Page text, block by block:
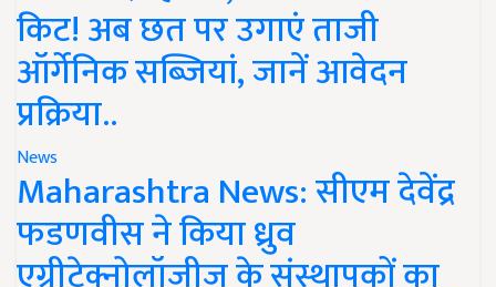
किट! अब छत पर उगाएं ताजी
ऑर्गेनिक सब्जियां, जानें आवेदन
प्रक्रिया..
News
Maharashtra News: सीएम देवेंद्र
फडणवीस ने किया ध्रुव